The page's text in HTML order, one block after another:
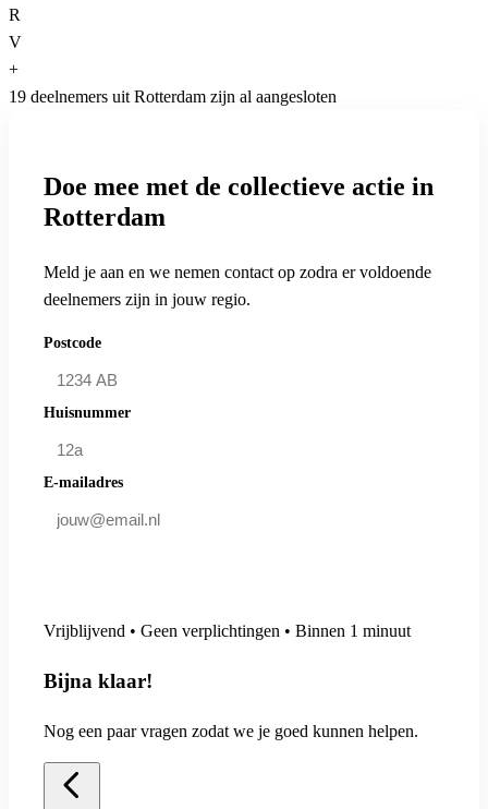
R
V
+
19 deelnemers uit Rotterdam zijn al aangesloten
Doe mee met de collectieve actie in
Rotterdam
Meld je aan en we nemen contact op zodra er voldoende
deelnemers zijn in jouw regio.
Postcode
Huisnummer
E-mailadres
Vrijblijvend • Geen verplichtingen • Binnen 1 minuut
Bijna klaar!
Nog een paar vragen zodat we je goed kunnen helpen.